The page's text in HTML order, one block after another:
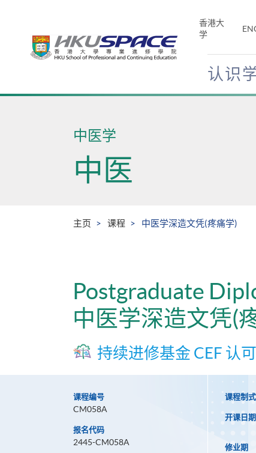
香港大
学
认识
Main
中医学
中医
主页 课程 中医学深造文凭(疼痛学)
Postgraduate
中医学深造文凭(
持续进修基金 CEF 认
课程编号
CM058A
报名代码
2445-CM058A
课程制式
开课日期
修业期